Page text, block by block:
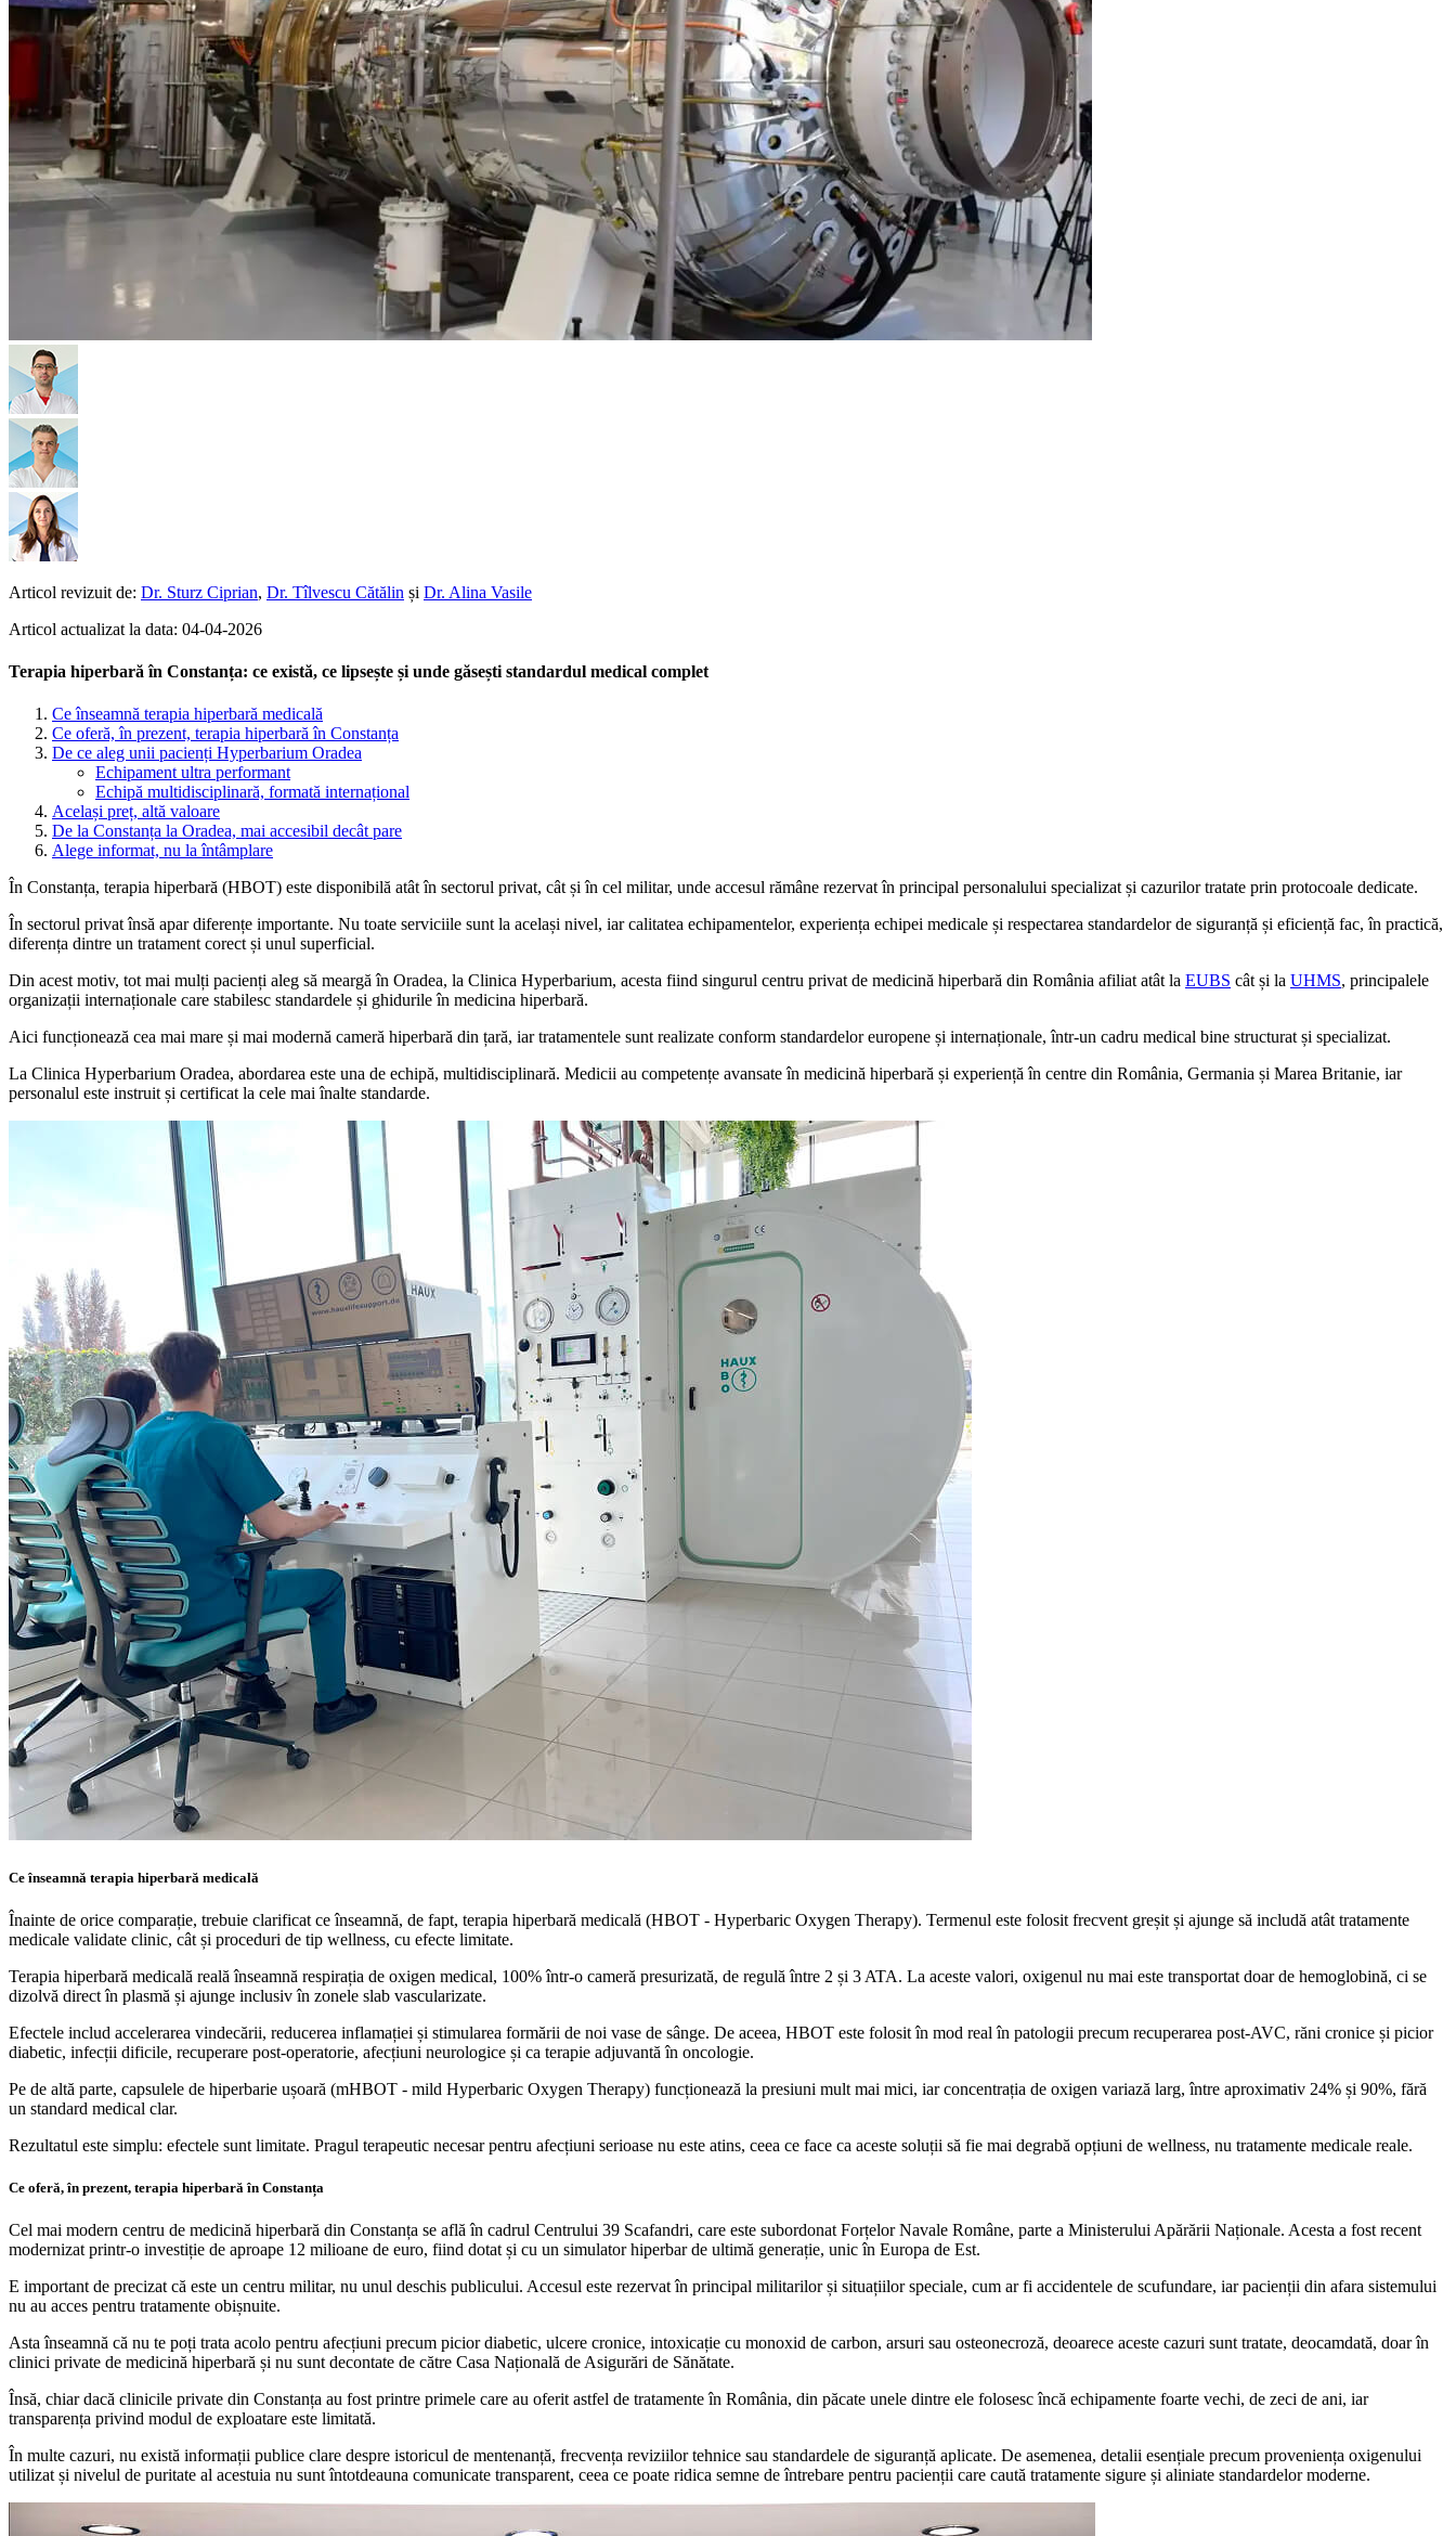
Articol revizuit de: Dr. Sturz Ciprian, Dr. Tîlvescu Cătălin și Dr. Alina Vasile
Articol actualizat la data: 04-04-2026
Terapia hiperbară în Constanța: ce există, ce lipsește și unde găsești standardul medical complet
Ce înseamnă terapia hiperbară medicală
Ce oferă, în prezent, terapia hiperbară în Constanța
De ce aleg unii pacienți Hyperbarium Oradea
Echipament ultra performant
Echipă multidisciplinară, formată internațional
Același preț, altă valoare
De la Constanța la Oradea, mai accesibil decât pare
Alege informat, nu la întâmplare
În Constanța, terapia hiperbară (HBOT) este disponibilă atât în sectorul privat, cât și în cel militar, unde accesul rămâne rezervat în principal personalului specializat și cazurilor tratate prin protocoale dedicate.
În sectorul privat însă apar diferențe importante. Nu toate serviciile sunt la același nivel, iar calitatea echipamentelor, experiența echipei medicale și respectarea standardelor de siguranță și eficiență fac, în practică,
diferența dintre un tratament corect și unul superficial.
Din acest motiv, tot mai mulți pacienți aleg să meargă în Oradea, la Clinica Hyperbarium, acesta fiind singurul centru privat de medicină hiperbară din România afiliat atât la EUBS cât și la UHMS, principalele
organizații internaționale care stabilesc standardele și ghidurile în medicina hiperbară.
Aici funcționează cea mai mare și mai modernă cameră hiperbară din țară, iar tratamentele sunt realizate conform standardelor europene și internaționale, într-un cadru medical bine structurat și specializat.
La Clinica Hyperbarium Oradea, abordarea este una de echipă, multidisciplinară. Medicii au competențe avansate în medicină hiperbară și experiență în centre din România, Germania și Marea Britanie, iar
personalul este instruit și certificat la cele mai înalte standarde.
Ce înseamnă terapia hiperbară medicală
Înainte de orice comparație, trebuie clarificat ce înseamnă, de fapt, terapia hiperbară medicală (HBOT - Hyperbaric Oxygen Therapy). Termenul este folosit frecvent greșit și ajunge să includă atât tratamente
medicale validate clinic, cât și proceduri de tip wellness, cu efecte limitate.
Terapia hiperbară medicală reală înseamnă respirația de oxigen medical, 100% într-o cameră presurizată, de regulă între 2 și 3 ATA. La aceste valori, oxigenul nu mai este transportat doar de hemoglobină, ci se
dizolvă direct în plasmă și ajunge inclusiv în zonele slab vascularizate.
Efectele includ accelerarea vindecării, reducerea inflamației și stimularea formării de noi vase de sânge. De aceea, HBOT este folosit în mod real în patologii precum recuperarea post-AVC, răni cronice și picior
diabetic, infecții dificile, recuperare post-operatorie, afecțiuni neurologice și ca terapie adjuvantă în oncologie.
Pe de altă parte, capsulele de hiperbarie ușoară (mHBOT - mild Hyperbaric Oxygen Therapy) funcționează la presiuni mult mai mici, iar concentrația de oxigen variază larg, între aproximativ 24% și 90%, fără
un standard medical clar.
Rezultatul este simplu: efectele sunt limitate. Pragul terapeutic necesar pentru afecțiuni serioase nu este atins, ceea ce face ca aceste soluții să fie mai degrabă opțiuni de wellness, nu tratamente medicale reale.
Ce oferă, în prezent, terapia hiperbară în Constanța
Cel mai modern centru de medicină hiperbară din Constanța se află în cadrul Centrului 39 Scafandri, care este subordonat Forțelor Navale Române, parte a Ministerului Apărării Naționale. Acesta a fost recent
modernizat printr-o investiție de aproape 12 milioane de euro, fiind dotat și cu un simulator hiperbar de ultimă generație, unic în Europa de Est.
E important de precizat că este un centru militar, nu unul deschis publicului. Accesul este rezervat în principal militarilor și situațiilor speciale, cum ar fi accidentele de scufundare, iar pacienții din afara sistemului
nu au acces pentru tratamente obișnuite.
Asta înseamnă că nu te poți trata acolo pentru afecțiuni precum picior diabetic, ulcere cronice, intoxicație cu monoxid de carbon, arsuri sau osteonecroză, deoarece aceste cazuri sunt tratate, deocamdată, doar în
clinici private de medicină hiperbară și nu sunt decontate de către Casa Națională de Asigurări de Sănătate.
Însă, chiar dacă clinicile private din Constanța au fost printre primele care au oferit astfel de tratamente în România, din păcate unele dintre ele folosesc încă echipamente foarte vechi, de zeci de ani, iar
transparența privind modul de exploatare este limitată.
În multe cazuri, nu există informații publice clare despre istoricul de mentenanță, frecvența reviziilor tehnice sau standardele de siguranță aplicate. De asemenea, detalii esențiale precum proveniența oxigenului
utilizat și nivelul de puritate al acestuia nu sunt întotdeauna comunicate transparent, ceea ce poate ridica semne de întrebare pentru pacienții care caută tratamente sigure și aliniate standardelor moderne.